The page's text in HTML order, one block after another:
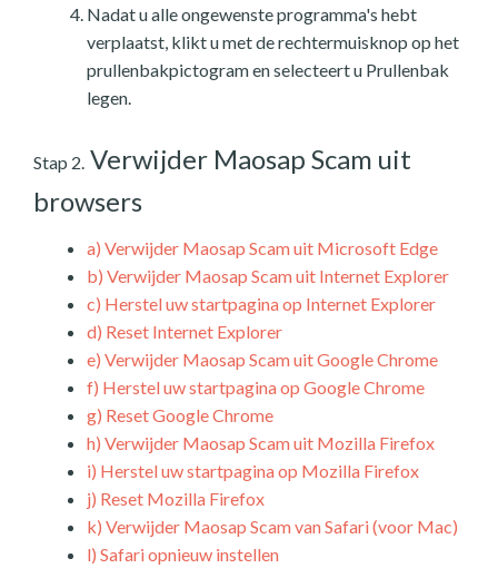
Nadat u alle ongewenste programma's hebt
verplaatst, klikt u met de rechtermuisknop op het
prullenbakpictogram en selecteert u Prullenbak
legen.
Stap 2. Verwijder Maosap Scam uit
browsers
a) Verwijder Maosap Scam uit Microsoft Edge
b) Verwijder Maosap Scam uit Internet Explorer
c) Herstel uw startpagina op Internet Explorer
d) Reset Internet Explorer
e) Verwijder Maosap Scam uit Google Chrome
f) Herstel uw startpagina op Google Chrome
g) Reset Google Chrome
h) Verwijder Maosap Scam uit Mozilla Firefox
i) Herstel uw startpagina op Mozilla Firefox
j) Reset Mozilla Firefox
k) Verwijder Maosap Scam van Safari (voor Mac)
l) Safari opnieuw instellen